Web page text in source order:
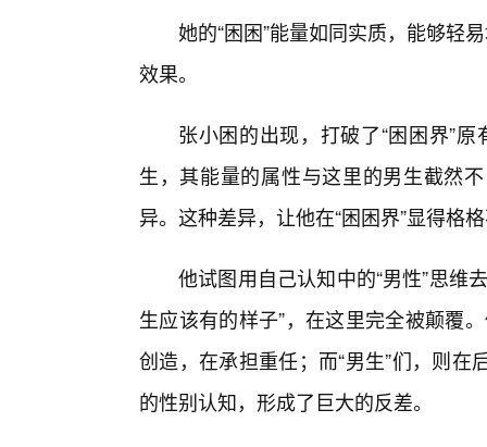
她的“困困”能量如同实质，能够轻
效果。
张小困的出现，打破了“困困界”原
生，其能量的属性与这里的男生截然
异。这种差异，让他在“困困界”显得格
他试图用自己认知中的“男性”思维
生应该有的样子”，在这里完全被颠覆
创造，在承担重任；而“男生”们，则
的性别认知，形成了巨大的反差。